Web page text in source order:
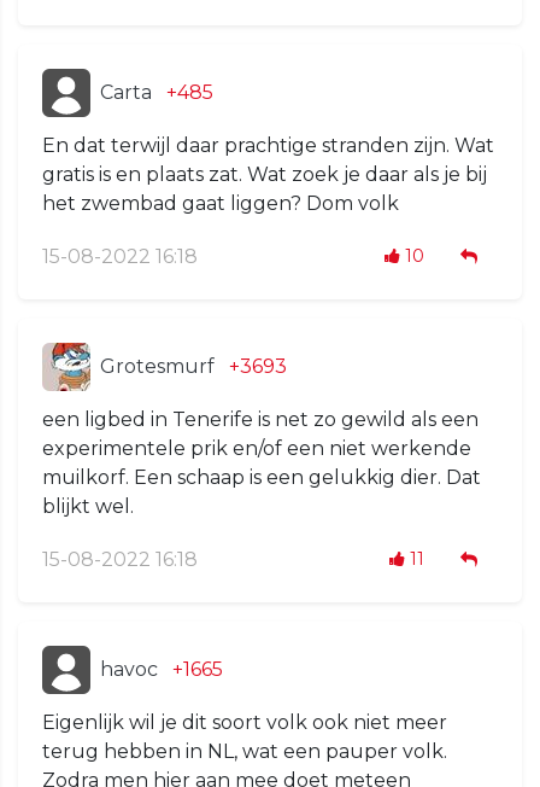
Carta +485
En dat terwijl daar prachtige stranden zijn. Wat
gratis is en plaats zat. Wat zoek je daar als je bij
het zwembad gaat liggen? Dom volk
15-08-2022 16:18 10
Grotesmurf +3693
een ligbed in Tenerife is net zo gewild als een
experimentele prik en/of een niet werkende
muilkorf. Een schaap is een gelukkig dier. Dat
blijkt wel.
15-08-2022 16:18 11
havoc +1665
Eigenlijk wil je dit soort volk ook niet meer
terug hebben in NL, wat een pauper volk.
Zodra men hier aan mee doet meteen